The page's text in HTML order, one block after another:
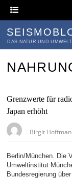
DAS NATUR UND
Grenzwerte für
Japan erhöht
Birgit
Berlin/München. Die
Umweltinstitut
Bundesregierung